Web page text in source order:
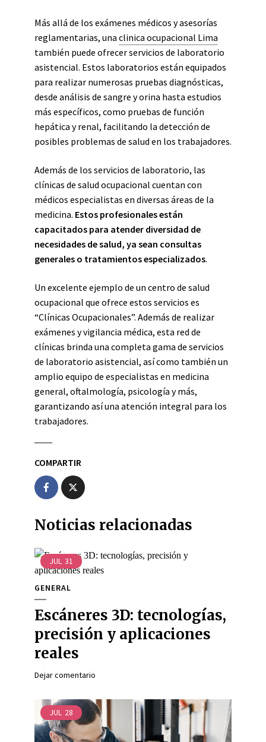
Más allá de los exámenes médicos y asesorías
reglamentarias, una clinica ocupacional Lima
también puede ofrecer servicios de laboratorio
asistencial. Estos laboratorios están equipados
para realizar numerosas pruebas diagnósticas,
desde análisis de sangre y orina hasta estudios
más específicos, como pruebas de función
hepática y renal, facilitando la detección de
posibles problemas de salud en los trabajadores.
Además de los servicios de laboratorio, las
clínicas de salud ocupacional cuentan con
médicos especialistas en diversas áreas de la
medicina. Estos profesionales están
capacitados para atender diversidad de
necesidades de salud, ya sean consultas
generales o tratamientos especializados.
Un excelente ejemplo de un centro de salud
ocupacional que ofrece estos servicios es
“Clínicas Ocupacionales”. Además de realizar
exámenes y vigilancia médica, esta red de
clínicas brinda una completa gama de servicios
de laboratorio asistencial, así como también un
amplio equipo de especialistas en medicina
general, oftalmología, psicología y más,
garantizando así una atención integral para los
trabajadores.
COMPARTIR
Noticias relacionadas
JUL 31
GENERAL
Escáneres 3D: tecnologías,
precisión y aplicaciones
reales
Dejar comentario
JUL 28